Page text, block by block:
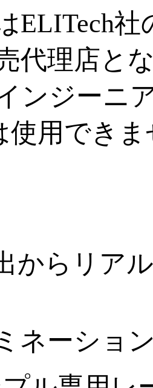
ELITech社
代理店と
ンジーニ
使用でき
からリア
ネーショ